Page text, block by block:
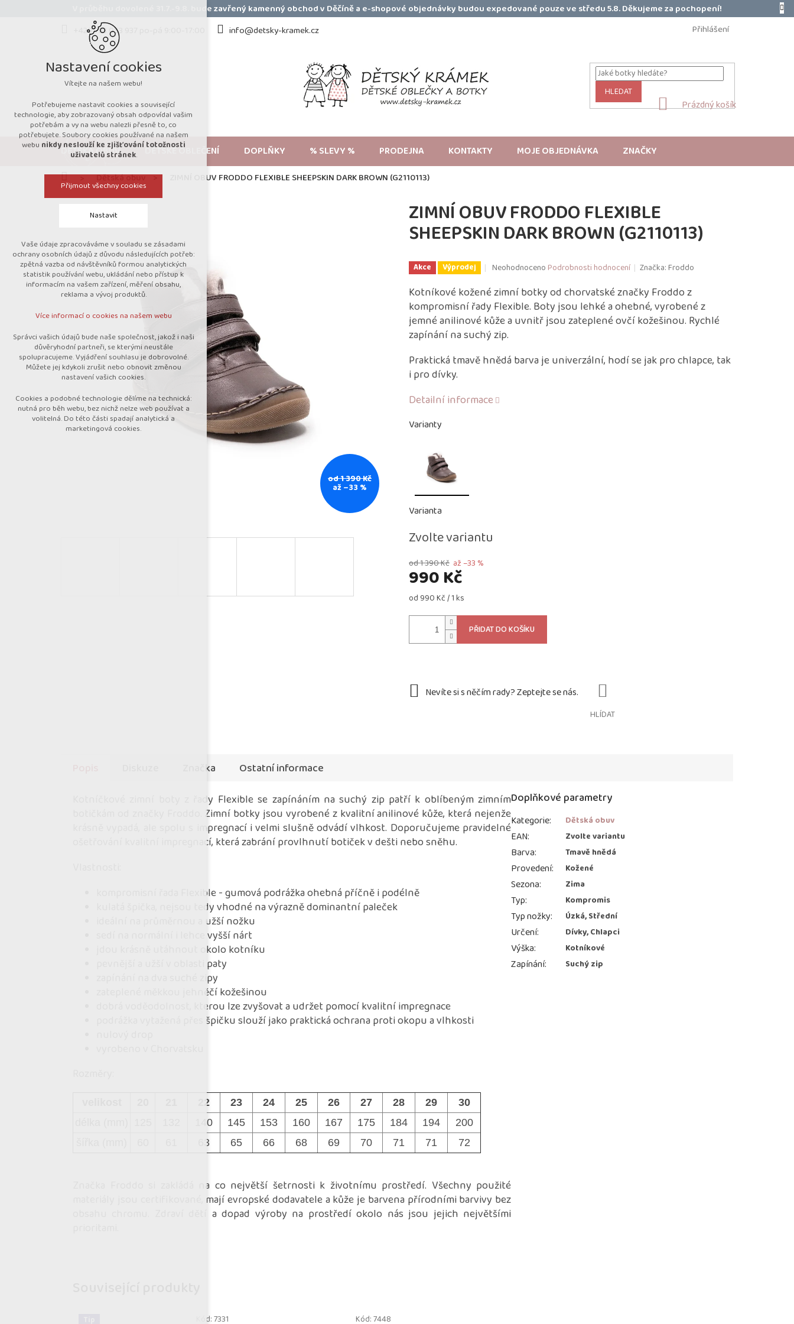
V průběhu dovolené 31.7.-9.8. bude zavřený kamenný obchod v Děčíně a e-shopové objednávky budou expedované pouze ve středu 5.8. Děkujeme za pochopení!
+420 723 053 937 po-pá 9:00-17:00
info@detsky-kramek.cz Přihlášení
HLEDAT
NÁKUPNÍ
Prázdný košík
DĚTSKÁ OBUV DĚTSKÉ OBLEČENÍ DOPLŇKY % SLEVY % PRODEJNA KONTAKTY MOJE OBJEDNÁVKA ZNAČKY
DomůDětská obuv ZIMNÍ OBUV FRODDO FLEXIBLE SHEEPSKIN DARK BROWN (G2110113)
od 1 390 Kč
až –33 %
ZIMNÍ OBUV FRODDO FLEXIBLE
SHEEPSKIN DARK BROWN (G2110113)
Akce Výprodej
Průměrné
produktu
je
0,0
z
5
NeohodnocenoPodrobnosti hodnocení Značka:Froddo
od 1 390 Kč až –33 %
990 Kč
Měrná
od 990 Kč / 1 ks
Zvolte variantu
Varianty
Varianta
PŘIDAT DO KOŠÍKU
Kotníkové kožené zimní botky od chorvatské značky Froddo z
kompromisní řady Flexible. Boty jsou lehké a ohebné, vyrobené z
jemné anilinové kůže a uvnitř jsou zateplené ovčí kožešinou. Rychlé
zapínání na suchý zip.
Praktická tmavě hnědá barva je univerzální, hodí se jak pro chlapce, tak
i pro dívky.
Detailní informace
HLÍDAT
Kód:7331 Kód:7448
Značka
Ostatní informace
Kotníčkové zimní boty z řady Flexible se zapínáním na suchý zip patří k oblíbeným zimním
botičkám od značky Froddo. Zimní botky jsou vyrobené z kvalitní anilinové kůže, která nejenže
krásně vypadá, ale spolu s impregnací i velmi slušně odvádí vlhkost. Doporučujeme pravidelné
ošetřování kvalitní impregnací, která zabrání provlhnutí botiček v dešti nebo sněhu.
kompromisní řada Flexible - gumová podrážka ohebná příčně i podélně
kulatá špička, nejsou tedy vhodné na výrazně dominantní paleček
ideální na průměrnou a užší nožku
sedí na normální i lehce vyšší nárt
jdou krásně utáhnout okolo kotníku
pevnější a užší v oblasti paty
zapínání na dva suché zipy
zateplené měkkou jehněčí kožešinou
dobrá voděodolnost, kterou lze zvyšovat a udržet pomocí kvalitní impregnace
podrážka vytažená přes špičku slouží jako praktická ochrana proti okopu a vlhkosti
22 23 24 25 26 27 28 29
30
140 145 153 160 167 175 184 194
200
63 65 66 68 69 70 71 71 72
Značka Froddo si zakládá na co největší šetrnosti k životnímu prostředí. Všechny použité
materiály jsou certifikované, mají evropské dodavatele a kůže je barvena přírodními barvivy bez
obsahu chromu. Zdraví dětí a dopad výroby na prostředí okolo nás jsou jejich největšími
Doplňkové parametry
Kategorie: Dětská obuv
EAN: Zvolte variantu
Barva: Tmavě hnědá
Provedení: Kožené
Sezona: Zima
Typ: Kompromis
Typ nožky: Úzká, Střední
Určení: Dívky, Chlapci
Výška: Kotníkové
Zapínání: Suchý zip
Nastavení cookies
Vítejte na našem webu!
Potřebujeme nastavit cookies a související
technologie, aby zobrazovaný obsah odpovídal vašim
potřebám a vy na webu nalezli přesně to, co
potřebujete. Soubory cookies používané na našem
webu nikdy neslouží ke zjišťování totožnosti
uživatelů stránek.
Přijmout všechny cookies
Nastavit
Technická cookies
nutná pro provozování webu
udržení kontextu stránek (session):
případná přihlášení, volby jazyka, apod.
návštěvnosti
marketingová cookies (Google)
Více informací o cookies na našem webu
Přijmout všechny cookies
Odmítnout vše
Vaše údaje zpracováváme v souladu se zásadami
ochrany osobních údajů z důvodu následujících potřeb:
zpětná vazba od návštěvníků formou analytických
statistik používání webu, ukládání nebo přístup k
informacím na vašem zařízení, měření obsahu,
reklama a vývoj produktů.
Více informací o cookies na našem webu
Správci vašich údajů bude naše společnost, jakož i naši
důvěryhodní partneři, se kterými neustále
spolupracujeme. Vyjádření souhlasu je dobrovolné.
Můžete jej kdykoli zrušit nebo obnovit změnou
nastavení vašich cookies.
Cookies a podobné technologie dělíme na technická:
nutná pro běh webu, bez nichž nelze web používat a
volitelná. Do této části spadají analytická a
marketingová cookies.